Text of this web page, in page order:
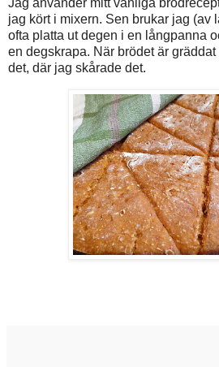
Jag använder mitt vanliga
jag kört i mixern. Sen brukar jag (av
ofta platta ut degen i en långpanna
en degskrapa. När brödet är
det, där jag skårade det.